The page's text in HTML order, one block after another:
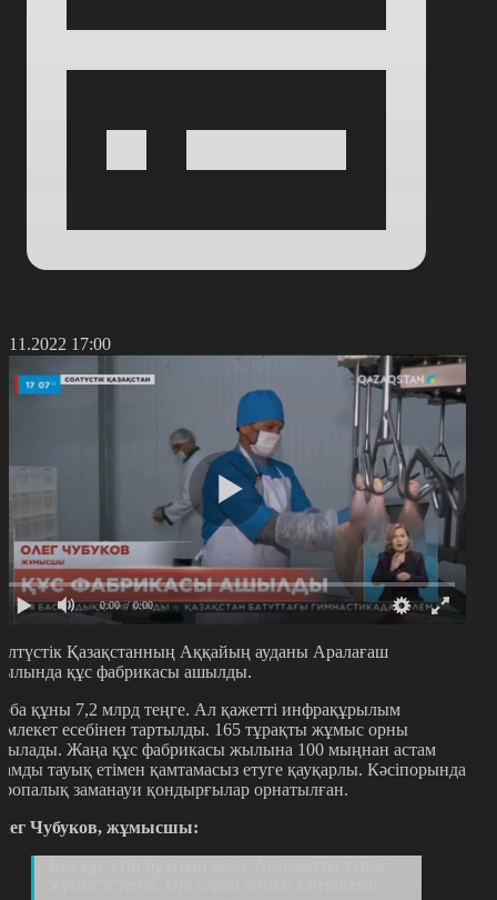
17:00
0:00 / 0:00
Қазақстанның Аққайың ауданы Аралағаш
құс фабрикасы ашылды.
құны 7,2 млрд теңге. Ал қажетті инфрақұрылым
есебінен тартылды. 165 тұрақты жұмыс орны
Жаңа құс фабрикасы жылына 100 мыңнан астам
тауық етімен қамтамасыз етуге қауқарлы. Кәсіпорында
заманауи қондырғылар орнатылған.
Чубуков, жұмысшы: